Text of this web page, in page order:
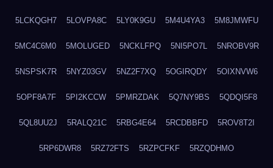
5LCKQGH7 5LOVPA8C 5LY0K9GU 5M4U4YA3 5M8JMWFU
5MC4C6M0 5MOLUGED 5NCKLFPQ 5NI5PO7L 5NROBV9R
5NSPSK7R 5NYZ03GV 5NZ2F7XQ 5OGIRQDY 5OIXNVW6
5OPF8A7F 5PI2KCCW 5PMRZDAK 5Q7NY9BS 5QDQI5F8
5QL8UU2J 5RALQ21C 5RBG4E64 5RCDBBFD 5ROV8T2I
5RP6DWR8 5RZ72FTS 5RZPCFKF 5RZQDHMO